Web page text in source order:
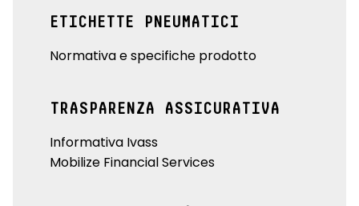
ETICHETTE PNEUMATICI
Normativa e specifiche prodotto
TRASPARENZA ASSICURATIVA
Informativa Ivass
Mobilize Financial Services